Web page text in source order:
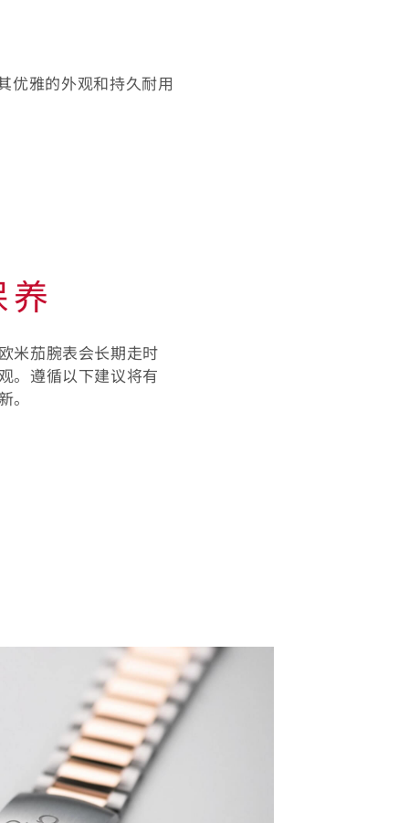
优雅的外观和持久耐用
米茄腕表会长期走时
。遵循以下建议将有
。